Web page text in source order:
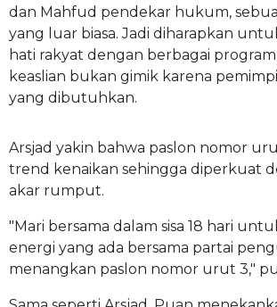
dan Mahfud pendekar hukum,
yang luar biasa. Jadi diharapkan
hati rakyat dengan berbagai
keaslian bukan gimik karena
yang dibutuhkan.
Arsjad yakin bahwa paslon nomor
trend kenaikan sehingga diperkuat
akar rumput.
"Mari bersama dalam sisa 18 hari
energi yang ada bersama partai
menangkan paslon nomor urut 3,"